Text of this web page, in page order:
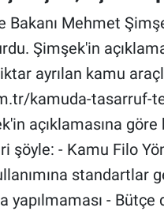
Bakanı Mehmet
Şimşek'in
ayrılan kamu
kamuda-tasarruf-
açıklamasına
şöyle: - Kamu Filo
standartlar
- Bütçe